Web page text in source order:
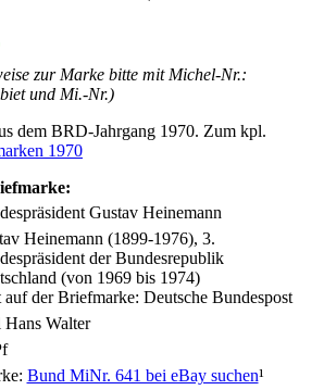
zur Marke bitte mit Michel-Nr.:
und Mi.-Nr.)
dem BRD-Jahrgang 1970. Zum kpl.
1970
Gustav Heinemann
Heinemann (1899-1976), 3.
der Bundesrepublik
(von 1969 bis 1974)
auf der Briefmarke: Deutsche Bundespost
Walter
Bund MiNr. 641 bei eBay suchen¹